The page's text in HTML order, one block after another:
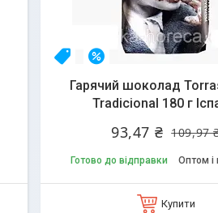
Новинка
Гарячий шоколад
Tradicional 180 г
109,97
93,47 ₴
Готово до відправки Оптом і
Купити